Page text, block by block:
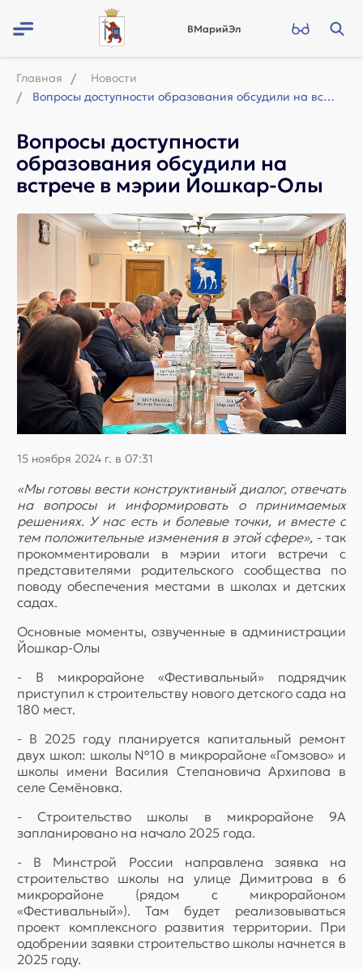
ВМарийЭл
Главная
Новости
Вопросы доступности образования обсудили на встрече в мэрии Йошкар-Олы
Вопросы доступности
образования обсудили на
встрече в мэрии Йошкар-Олы
15 ноября 2024 г. в 07:31
«Мы готовы вести конструктивный диалог, отвечать
на вопросы и информировать о принимаемых
решениях. У нас есть и болевые точки, и вместе с
тем положительные изменения в этой сфере», - так
прокомментировали в мэрии итоги встречи с
представителями родительского сообщества по
поводу обеспечения местами в школах и детских
садах.
Основные моменты, озвученные в администрации
Йошкар-Олы
- В микрорайоне «Фестивальный» подрядчик
приступил к строительству нового детского сада на
180 мест.
- В 2025 году планируется капитальный ремонт
двух школ: школы №10 в микрорайоне «Гомзово» и
школы имени Василия Степановича Архипова в
селе Семёновка.
- Строительство школы в микрорайоне 9А
запланировано на начало 2025 года.
- В Минстрой России направлена заявка на
строительство школы на улице Димитрова в 6
микрорайоне (рядом с микрорайоном
«Фестивальный»). Там будет реализовываться
проект комплексного развития территории. При
одобрении заявки строительство школы начнется в
2025 году.